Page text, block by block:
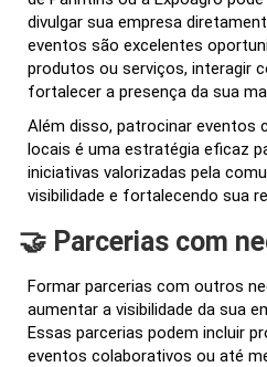
divulgar sua empresa
eventos são excelentes
produtos ou serviços, interagir
fortalecer a presença da sua
Além disso, patrocinar eventos
locais é uma estratégia eficaz
iniciativas valorizadas pela
visibilidade e fortalecendo sua
🤝 Parcerias com
Formar parcerias com outros
aumentar a visibilidade da sua
Essas parcerias podem incluir
eventos colaborativos ou até